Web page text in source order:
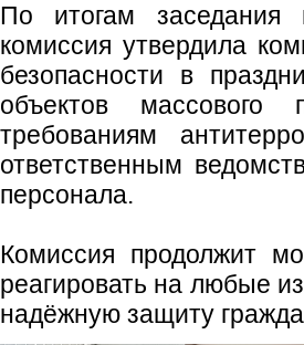
По итогам заседания
комиссия утвердила
безопасности в
объектов массового
требованиям
ответственным
персонала.
Комиссия продолжит
реагировать на любые
надёжную защиту